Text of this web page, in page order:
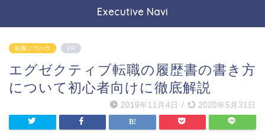
Executive Navi
転職ノウハウ PR
エグゼクティブ転職の履歴書の書き方
について初心者向けに徹底解説
2019年11月4日 / 2020年5月31日